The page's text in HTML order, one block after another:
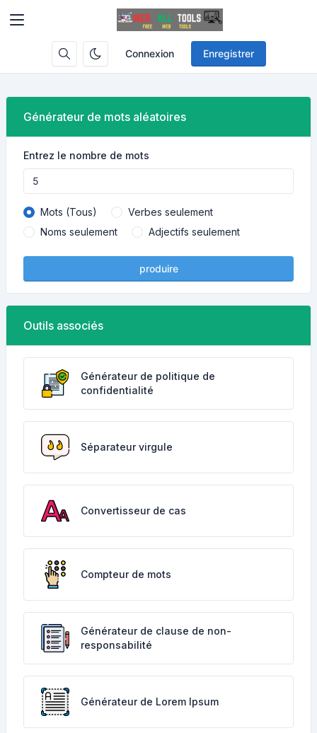
Connexion Enregistrer
Générateur de mots aléatoires
Entrez le nombre de mots
Mots (Tous)
Verbes seulement
Noms seulement
Adjectifs seulement
produire
Outils associés
Générateur de politique de
confidentialité
Séparateur virgule
Convertisseur de cas
Compteur de mots
Générateur de clause de non-
responsabilité
Générateur de Lorem Ipsum